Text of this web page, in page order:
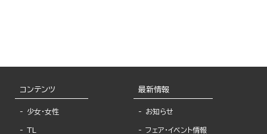
コンテンツ
少女・女性
TL
最新情報
お知らせ
フェア・イベント情報